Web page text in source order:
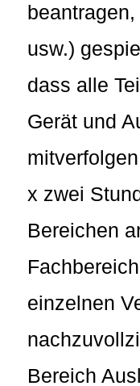
usw.)
dass alle
Gerät und
x zwei
Bereichen
einzelnen
Bereich